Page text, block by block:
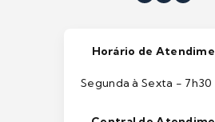
Horário de
Segunda à Sexta - 7h30